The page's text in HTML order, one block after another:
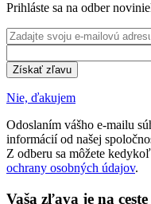
Prihláste sa na odber
Získať zľavu
Nie, ďakujem
Odoslaním vášho e-mailu
informácií od našej
Z odberu sa môžete
ochrany osobných údajov.
Vaša zľava je na ceste